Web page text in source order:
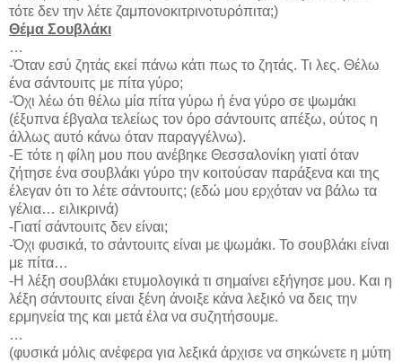
τότε δεν την λέτε ζαμπονοκιτρινοτυρόπιτα;)
Θέμα Σουβλάκι
…
-Όταν εσύ ζητάς εκεί πάνω κάτι πως το ζητάς. Τι λες. Θέλω
ένα σάντουιτς με πίτα γύρο;
-Όχι λέω ότι θέλω μία πίτα γύρω ή ένα γύρο σε ψωμάκι
(έξυπνα έβγαλα τελείως τον όρο σάντουιτς απέξω, ούτος η
άλλως αυτό κάνω όταν παραγγέλνω).
-Ε τότε η φίλη μου που ανέβηκε Θεσσαλονίκη γιατί όταν
ζήτησε ένα σουβλάκι γύρο την κοιτούσαν παράξενα και της
έλεγαν ότι το λέτε σάντουιτς; (εδώ μου ερχόταν να βάλω τα
γέλια… ειλικρινά)
-Γιατί σάντουιτς δεν είναι;
-Όχι φυσικά, το σάντουιτς είναι με ψωμάκι. Το σουβλάκι είναι
με πίτα…
-Η λέξη σουβλάκι ετυμολογικά τι σημαίνει εξήγησε μου. Και η
λέξη σάντουιτς είναι ξένη άνοιξε κάνα λεξικό να δεις την
ερμηνεία της και μετά έλα να συζητήσουμε.
…
(φυσικά μόλις ανέφερα για λεξικά άρχισε να σηκώνετε η μύτη